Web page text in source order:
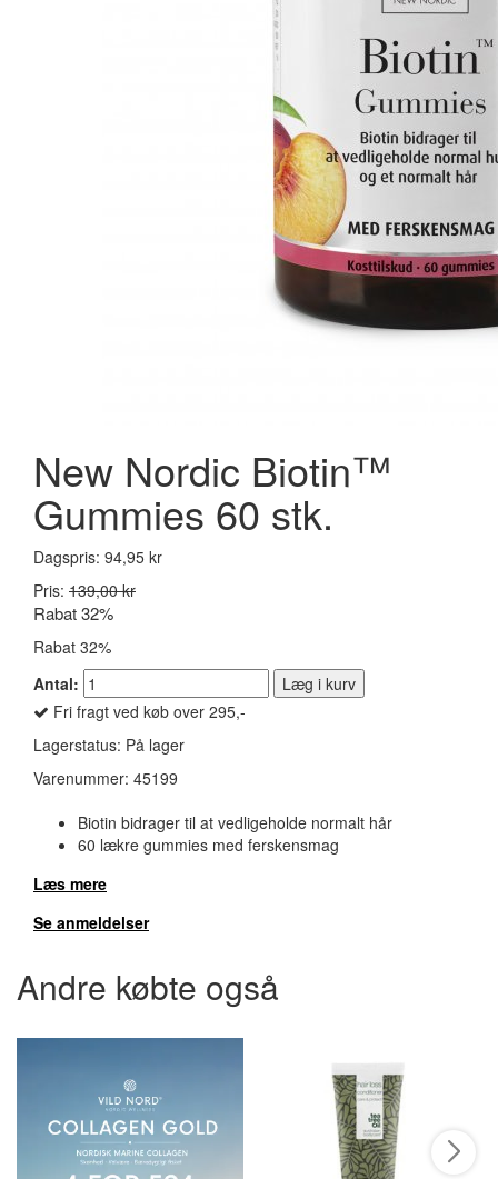
New Nordic Tranebær Urinveje Gummies 60 stk
173,00 kr.
Læg i kurv
New Nordic Biotin™
Gummies 60 stk.
Dagspris: 94,95 kr
Pris: 139,00 kr
Rabat 32%
Rabat 32%
Antal:
Læg i kurv
Fri fragt ved køb over 295,-
Lagerstatus: På lager
Varenummer: 45199
Biotin bidrager til at vedligeholde normalt hår
60 lækre gummies med ferskensmag
Læs mere
Se anmeldelser
Andre købte også